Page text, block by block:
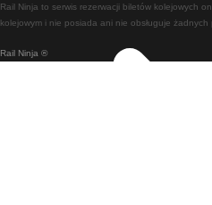
Pociąg Madryt
Pociąg Madryt
Rail Ninja ®
Rail Ninja to serwis rezerwacji biletów kolejowych
kolejowym i nie posiada ani nie obsługuje żadnych